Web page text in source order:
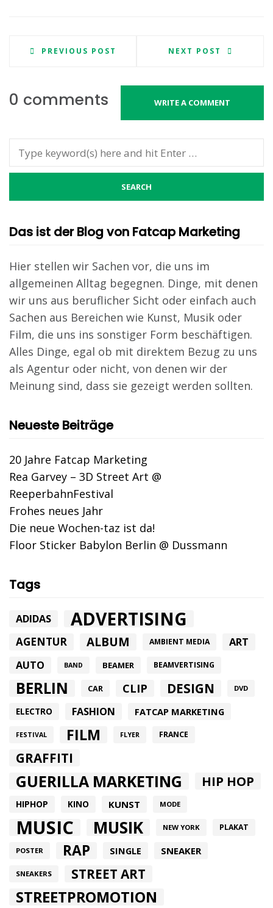
PREVIOUS POST NEXT POST
0 comments WRITE A COMMENT
Das ist der Blog von Fatcap Marketing
Hier stellen wir Sachen vor, die uns im
allgemeinen Alltag begegnen. Dinge, mit denen
wir uns aus beruflicher Sicht oder einfach auch
Sachen aus Bereichen wie Kunst, Musik oder
Film, die uns ins sonstiger Form beschäftigen.
Alles Dinge, egal ob mit direktem Bezug zu uns
als Agentur oder nicht, von denen wir der
Meinung sind, dass sie gezeigt werden sollten.
Neueste Beiträge
20 Jahre Fatcap Marketing
Rea Garvey – 3D Street Art @
ReeperbahnFestival
Frohes neues Jahr
Die neue Wochen-taz ist da!
Floor Sticker Babylon Berlin @ Dussmann
Tags
ADIDAS ADVERTISING
AGENTUR ALBUM AMBIENT MEDIA ART
AUTO BAND BEAMER BEAMVERTISING
BERLIN CAR CLIP DESIGN DVD
ELECTRO FASHION FATCAP MARKETING
FESTIVAL FILM FLYER FRANCE
GRAFFITI
GUERILLA MARKETING HIP HOP
HIPHOP KINO KUNST MODE
MUSIC MUSIK NEW YORK PLAKAT
POSTER RAP SINGLE SNEAKER
SNEAKERS STREET ART
STREETPROMOTION